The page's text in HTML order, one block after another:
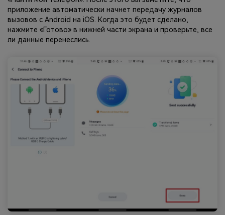
приложение автоматически начнет передачу журналов
вызовов с Android на iOS. Когда это будет сделано,
нажмите «Готово» в нижней части экрана и проверьте, все
ли данные перенеслись.